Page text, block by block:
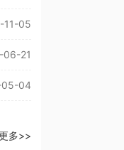
11-05
06-21
04
多>>